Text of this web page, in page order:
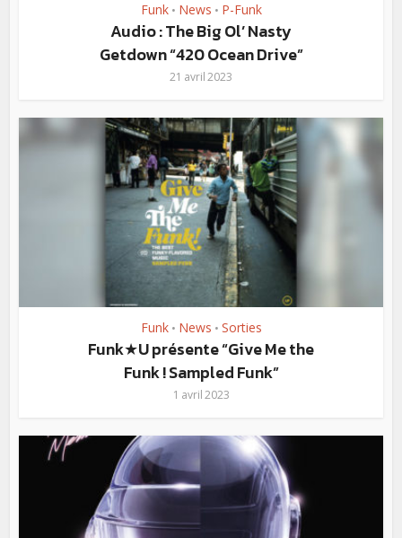
Funk • News • P-Funk
Audio : The Big Ol’ Nasty
Getdown “420 Ocean Drive”
21 avril 2023
Funk • News • Sorties
Funk★U présente “Give Me the
Funk ! Sampled Funk”
1 avril 2023